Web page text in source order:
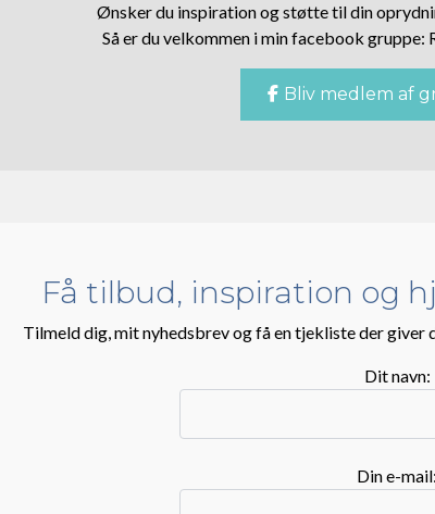
Ønsker du inspiration og støtte til din
Så er du velkommen i min facebook
Bliv medlem af
Få tilbud, inspiration og
Tilmeld dig, mit nyhedsbrev og få en tjekliste der
Dit navn:
Din e-mail: